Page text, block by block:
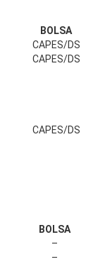
BOLSA
CAPES/DS
CAPES/DS
CAPES/DS
BOLSA
–
–